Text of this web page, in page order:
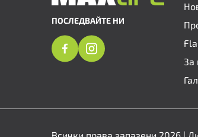
ПОСЛЕДВАЙТЕ НИ
За